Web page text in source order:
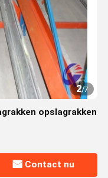
2/7
opslagrakken
Contact nu